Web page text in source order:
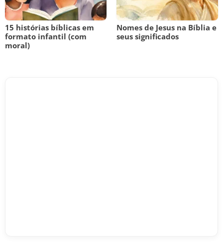
15 histórias bíblicas em
formato infantil (com
moral)
Nomes de Jesus na Bíblia e
seus significados